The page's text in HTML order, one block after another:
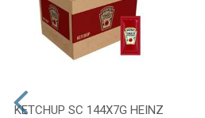
KETCHUP SC 144X7G HEINZ